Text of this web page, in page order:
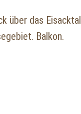
über das Eisacktal
Balkon.